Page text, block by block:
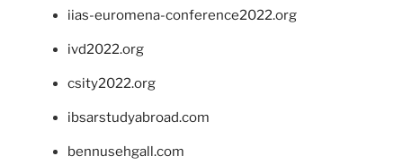
iias-euromena-conference2022.org
ivd2022.org
csity2022.org
ibsarstudyabroad.com
bennusehgall.com